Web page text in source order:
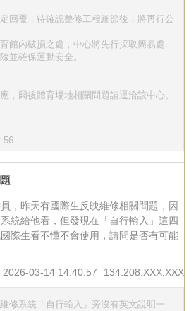
回覆，待確認整修工程細節後，將再行公
館內破損之處，中心將先行採取簡易處
並確保運動安全。
，爾後體育場地相關問題請逕洽該中心。
，昨天有國際生反映維修相關問題，因
統給他看，但發現在「自行輸入」這四
際生看不懂不會使用，請問是否有可能
2026-03-14 14:40:57 134.208.XXX.XXX
修系統「自行輸入」旁沒有英文說明一